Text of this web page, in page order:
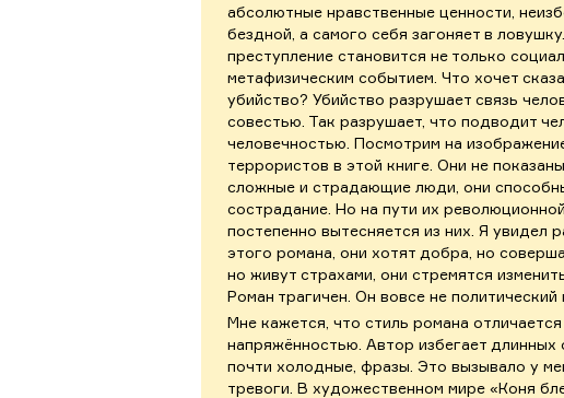
абсолютные нравственные ценности,
бездной, а самого себя загоняет в
преступление становится не только
метафизическим событием. Что хочет
убийство? Убийство разрушает связь
совестью. Так разрушает, что подводит
человечностью. Посмотрим на
террористов в этой книге. Они не
сложные и страдающие люди, они
сострадание. Но на пути их
постепенно вытесняется из них. Я увидел
этого романа, они хотят добра, но
но живут страхами, они стремятся
Роман трагичен. Он вовсе не политический
Мне кажется, что стиль романа
напряжённостью. Автор избегает длинных
почти холодные, фразы. Это вызывало у
тревоги. В художественном мире «Коня